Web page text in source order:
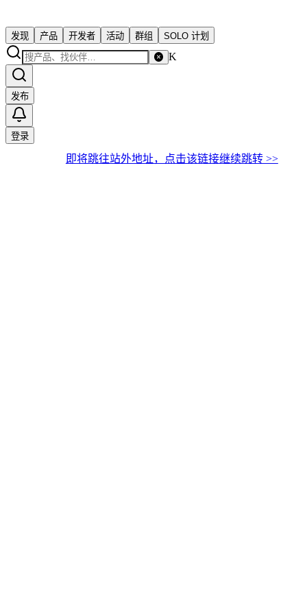
发现 产品 开发者 活动 群组 SOLO 计划
K
发布
登录
即将跳往站外地址，点击该链接继续跳转 >>